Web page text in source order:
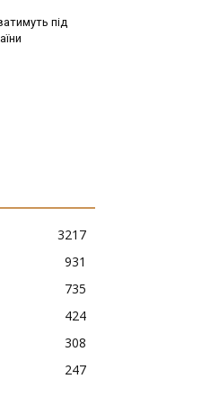
під
3217
931
735
424
308
247